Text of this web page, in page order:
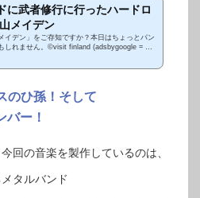
に武者修行に行ったハードロ
メイデン
イデン」をご存知ですか？本日はちょっとパン
ん。©visit finland (adsbygoogle = win
のひ孫！そして
ー！
回の音楽を製作しているのは、
タルバンド